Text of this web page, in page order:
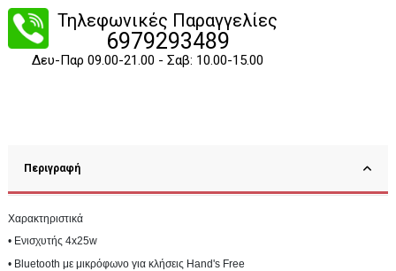
Τηλεφωνικές Παραγγελίες
6979293489
Δευ-Παρ 09.00-21.00 - Σαβ: 10.00-15.00
Περιγραφή
Χαρακτηριστικά
• Ενισχυτής 4x25w
• Bluetooth με μικρόφωνο για κλήσεις Hand's Free